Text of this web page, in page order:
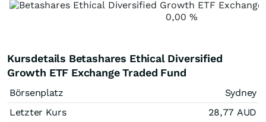
0,00 %
Kursdetails Betashares Ethical Diversified
Growth ETF Exchange Traded Fund
Börsenplatz
Sydney
Letzter Kurs
28,77 AUD